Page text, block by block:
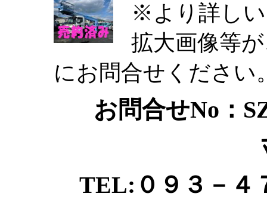
※より詳し
拡大画像等
にお問合せください
お問合せNo：
TEL:０９３－